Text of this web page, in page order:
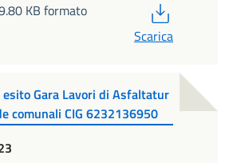
KB formato
Scarica
Gara Lavori di Asfaltatur
comunali CIG 6232136950